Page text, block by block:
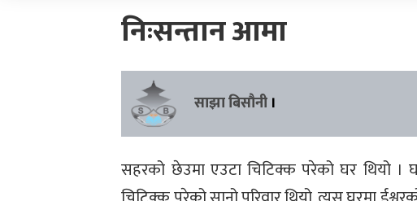
निःसन्तान आमा
साझा बिसौनी ।
सहरको छेउमा एउटा चिटिक्क परेको घर थियो ।